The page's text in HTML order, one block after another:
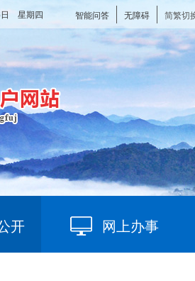
智能问答 无障碍 简繁切
日 星期四
开 网上办事